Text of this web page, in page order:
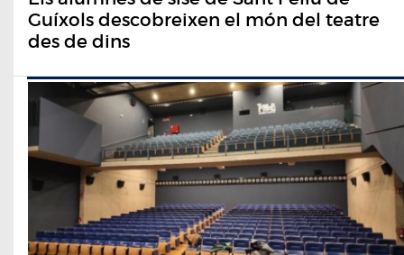
Guíxols descobreixen el món del teatre
des de dins